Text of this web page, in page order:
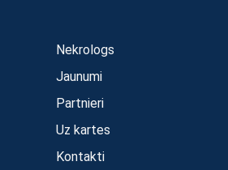
Nekrologs
Jaunumi
Partnieri
Uz kartes
Kontakti